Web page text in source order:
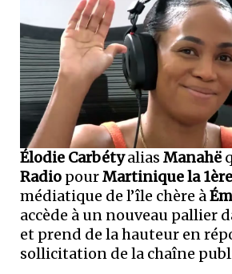
Élodie Carbétyalias Manahë
Radio pourMartinique la
médiatique de l’île chère à
accède à un nouveau pallier
et prend de la hauteur en
sollicitation de la chaîne